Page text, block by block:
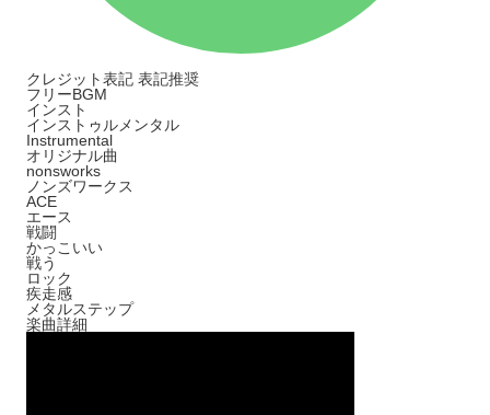
クレジット表記 表記推奨
フリーBGM
インスト
インストゥルメンタル
Instrumental
オリジナル曲
nonsworks
ノンズワークス
ACE
エース
戦闘
かっこいい
戦う
ロック
疾走感
メタルステップ
楽曲詳細